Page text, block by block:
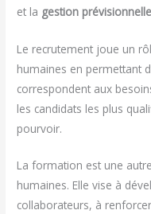
et la gestion
Le recrutement joue un
humaines en permettant
correspondent aux
les candidats les plus
pourvoir.
La formation est une
humaines. Elle vise à
collaborateurs, à